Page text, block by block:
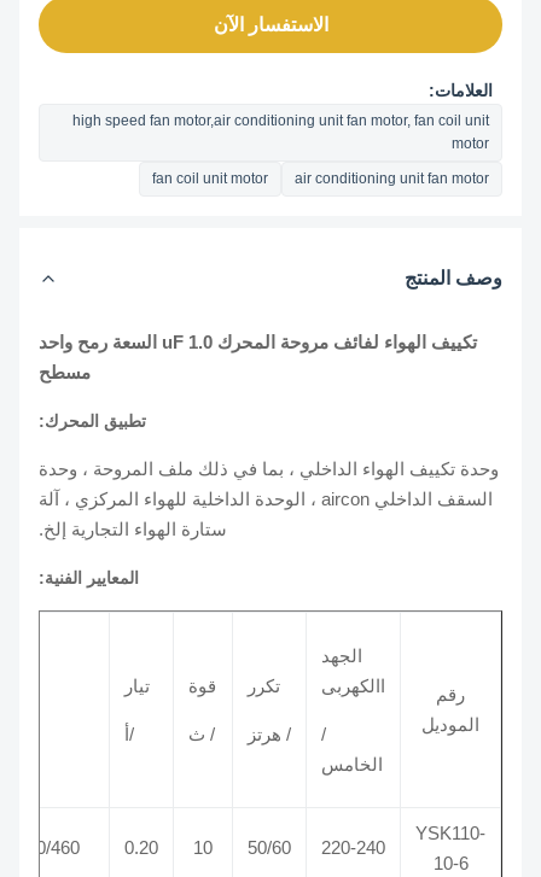
الاستفسار الآن
العلامات:
high speed fan motor,air conditioning unit fan motor, fan coil unit
air conditioning unit fan motor
fan coil unit motor
وصف المنتج
تكييف الهواء لفائف مروحة المحرك 1.0 uF السعة رمح واحد
مسطح
تطبيق المحرك:
وحدة تكييف الهواء الداخلي ، بما في ذلك ملف المروحة ، وحدة
السقف الداخلي aircon ، الوحدة الداخلية للهواء المركزي ، آلة
ستارة الهواء التجارية إلخ.
المعايير الفنية:
الموديل
الجهد
االكهربى
الخامس
/ هرتز
قوة
/ ث
YSK110-
220-240
50/60
10
0.20
730/580/460